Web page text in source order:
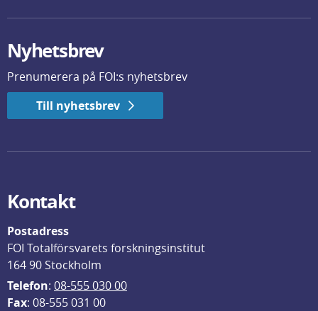
Nyhetsbrev
Prenumerera på FOI:s nyhetsbrev
Till nyhetsbrev
Kontakt
Postadress
FOI Totalförsvarets forskningsinstitut
164 90 Stockholm
Telefon: 08-555 030 00
Fax: 08-555 031 00